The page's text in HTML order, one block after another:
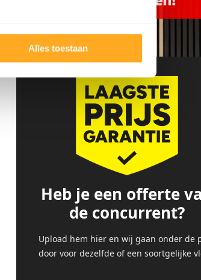
Alles toestaan
Bouwmeester
5/5
Fijne en snelle
service. Ze denken
goed mee en je krijgt
ruimte keuze te
drinken en te eten
erg verassend en
super geregeld dus
verdiend! Straks
genieten van
Heb je een offerte
de concurrent?
Upload hem hier en wij gaan onder de
door voor dezelfde of een soortgelijke